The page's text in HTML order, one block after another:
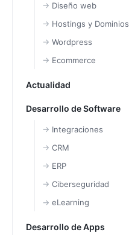
Diseño web
Hostings y Dominios
Wordpress
Ecommerce
Actualidad
Desarrollo de Software
Integraciones
CRM
ERP
Ciberseguridad
eLearning
Desarrollo de Apps